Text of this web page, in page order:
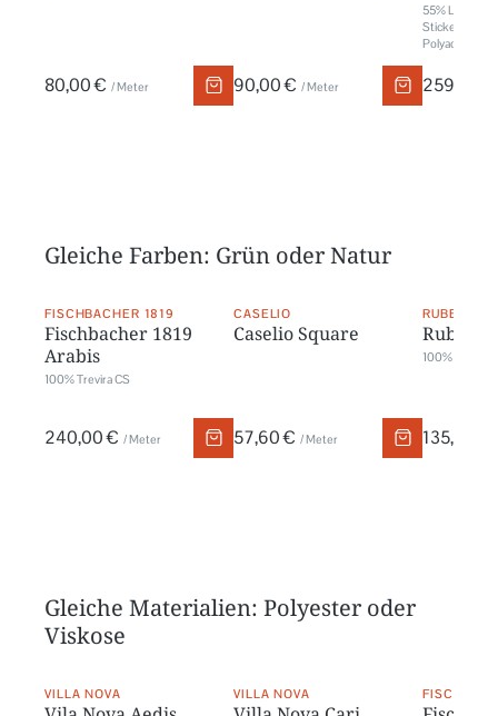
80,00 € / Meter 90,00 € / Meter
55% Leinen,
Stickerei:
Polyacryl
259,00 €
Gleiche Farben: Grün oder Natur
FISCHBACHER 1819
Fischbacher 1819
Arabis
100% Trevira CS
240,00 € / Meter
CASELIO
Caselio Square
57,60 € / Meter
RUBELLI
Rubelli
100%
135,00 €
Gleiche Materialien: Polyester oder
Viskose
VILLA NOVA VILLA NOVA